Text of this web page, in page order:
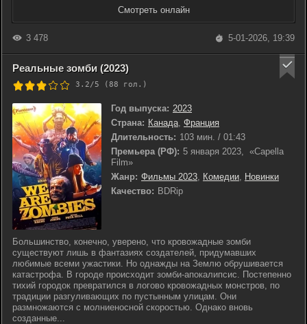
Смотреть онлайн
3 478 5-01-2026, 19:39
Реальные зомби (2023)
3.2/5 (88 гол.)
Год выпуска: 2023
Страна: Канада, Франция
Длительность: 103 мин. / 01:43
Премьера (РФ): 5 января 2023, «Capella
Film»
Жанр: Фильмы 2023, Комедии, Новинки
Качество: BDRip
Большинство, конечно, уверено, что кровожадные зомби
существуют лишь в фантазиях создателей, придумавших
любимые всеми ужастики. Но однажды на Землю обрушивается
катастрофа. В городе происходит зомби-апокалипсис. Постепенно
тихий городок превратился в логово кровожадных монстров, по
традиции разгуливающих по пустынным улицам. Они
размножаются с молниеносной скоростью. Однако вновь
созданные...